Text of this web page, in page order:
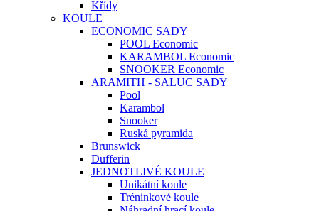
Křídy
KOULE
ECONOMIC SADY
POOL Economic
KARAMBOL Economic
SNOOKER Economic
ARAMITH - SALUC SADY
Pool
Karambol
Snooker
Ruská pyramida
Brunswick
Dufferin
JEDNOTLIVÉ KOULE
Unikátní koule
Tréninkové koule